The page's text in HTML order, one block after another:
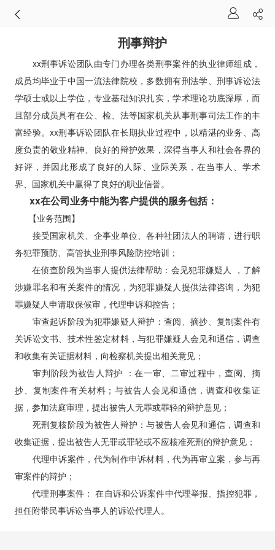
刑事辩护
xx刑事诉讼团队由专门办理各类刑事案件的执业律师组成，
成员均毕业于中国一流法律院校，多数拥有刑法学、刑事诉讼法
学硕士或以上学位，专业基础知识扎实，学术理论功底深厚，而
且部分成员具有在公、检、法等国家机关从事刑事司法工作的丰
富经验。xx刑事诉讼团队在长期执业过程中，以精湛的业务、高
度负责的敬业精神、良好的辩护效果，深得当事人和社会各界的
好评，并因此形成了良好的人际、业际关系，在当事人、学术
界、国家机关中赢得了良好的职业信誉。
xx在公司业务中能为客户提供的服务包括：
【业务范围】
接受国家机关、企事业单位、各种社团法人的聘请，进行职
务犯罪预防、高管执业刑事风险防控培训；
在侦查阶段为当事人提供法律帮助：会见犯罪嫌疑人 ，了解
涉嫌罪名和有关案件的情况，为犯罪嫌疑人提供法律咨询，为犯
罪嫌疑人申请取保候审，代理申诉和控告；
审查起诉阶段为犯罪嫌疑人辩护：查阅、摘抄、复制案件有
关诉讼文书、技术性鉴定材料，与犯罪嫌疑人会见和通信，调查
和收集有关证据材料，向检察机关提出相关意见；
审判阶段为被告人辩护 ：在一审、二审过程中，查阅、摘
抄、复制案件有关材料；与被告人会见和通信，调查和收集证
据，参加法庭审理，提出被告人无罪或罪轻的辩护意见；
死刑复核阶段为被告人辩护：与被告人会见和通信，调查和
收集证据，提出被告人无罪或罪轻或不应核准死刑的辩护意见；
代理申诉案件，代为制作申诉材料，代为再审立案，参与再
审案件的辩护；
代理刑事案件： 在自诉和公诉案件中代理举报、指控犯罪，
担任附带民事诉讼当事人的诉讼代理人。